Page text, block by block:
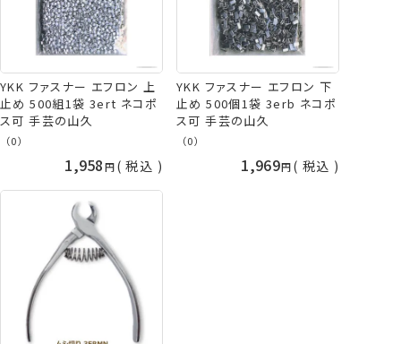
YKK ファスナー エフロン 上
止め 500組1袋 3ert ネコポ
ス可 手芸の山久
（0）
1,958 税込
YKK ファスナー エフロン 下
止め 500個1袋 3erb ネコポ
ス可 手芸の山久
（0）
1,969 税込